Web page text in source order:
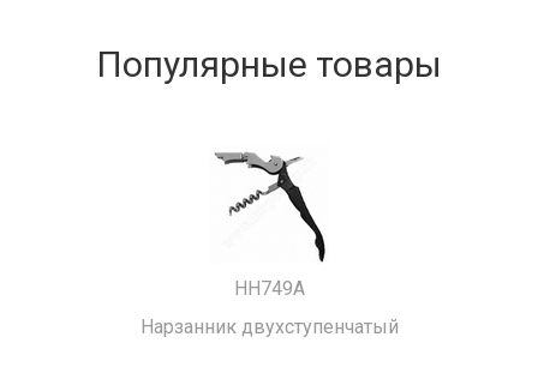
Популярные товары
HH749A
Нарзанник двухступенчатый